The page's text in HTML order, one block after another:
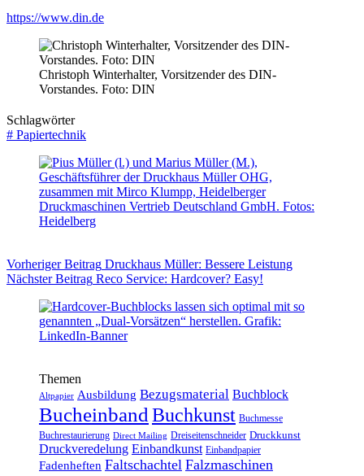
https://www.din.de
Christoph Winterhalter, Vorsitzender des DIN-
Vorstandes. Foto: DIN
Schlagwörter
# Papiertechnik
VorherigerBeitrag Druckhaus Müller: Bessere Leistung
NächsterBeitrag Reco Service: Hardcover? Easy!
Themen
Altpapier Ausbildung Bezugsmaterial Buchblock
BucheinbandBuchkunst Buchmesse
Buchrestaurierung Direct Mailing Dreiseitenschneider Druckkunst
Druckveredelung Einbandkunst Einbandpapier
Fadenheften Faltschachtel Falzmaschinen